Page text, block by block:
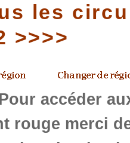
les
>>>>
accéder
rouge merci